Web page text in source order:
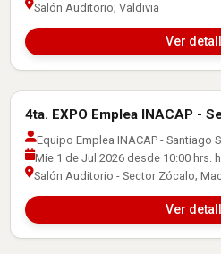
Salón Auditorio; Valdivia
Ver
Actividades con Empresas
4ta. EXPO Emplea INACAP -
Equipo Emplea INACAP - Santiago
Mie 1 de Jul 2026 desde 10:00 hrs.
Salón Auditorio - Sector Zócalo;
Ver